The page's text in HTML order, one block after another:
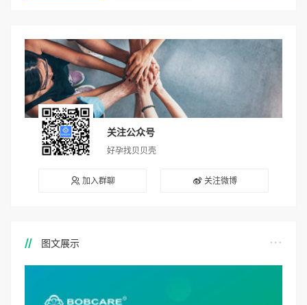
关注公众号
好孕找贝贝壳
加入群聊 关注微博
图文展示